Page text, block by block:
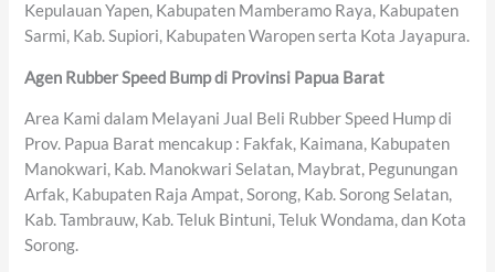
Kepulauan Yapen, Kabupaten Mamberamo Raya, Kabupaten
Sarmi, Kab. Supiori, Kabupaten Waropen serta Kota Jayapura.
Agen Rubber Speed Bump di Provinsi Papua Barat
Area Kami dalam Melayani Jual Beli Rubber Speed Hump di
Prov. Papua Barat mencakup : Fakfak, Kaimana, Kabupaten
Manokwari, Kab. Manokwari Selatan, Maybrat, Pegunungan
Arfak, Kabupaten Raja Ampat, Sorong, Kab. Sorong Selatan,
Kab. Tambrauw, Kab. Teluk Bintuni, Teluk Wondama, dan Kota
Sorong.